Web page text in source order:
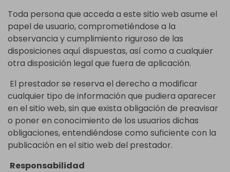
Toda persona que acceda a este sitio web asume el
papel de usuario, comprometiéndose a la
observancia y cumplimiento riguroso de las
disposiciones aquí dispuestas, así como a cualquier
otra disposición legal que fuera de aplicación.
El prestador se reserva el derecho a modificar
cualquier tipo de información que pudiera aparecer
en el sitio web, sin que exista obligación de preavisar
o poner en conocimiento de los usuarios dichas
obligaciones, entendiéndose como suficiente con la
publicación en el sitio web del prestador.
Responsabilidad